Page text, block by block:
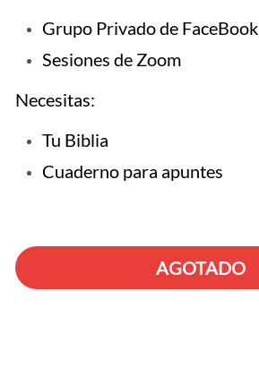
Grupo Privado de FaceBook
Sesiones de Zoom​
Necesitas:​
Tu Biblia
Cuaderno para apuntes​
AGOTADO